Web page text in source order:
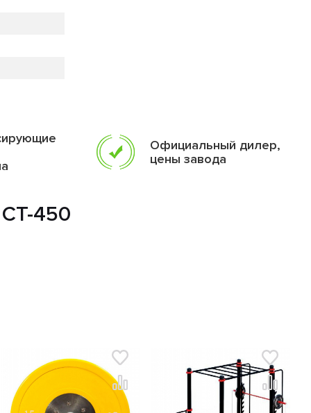
Официальный дилер,
цены завода
450